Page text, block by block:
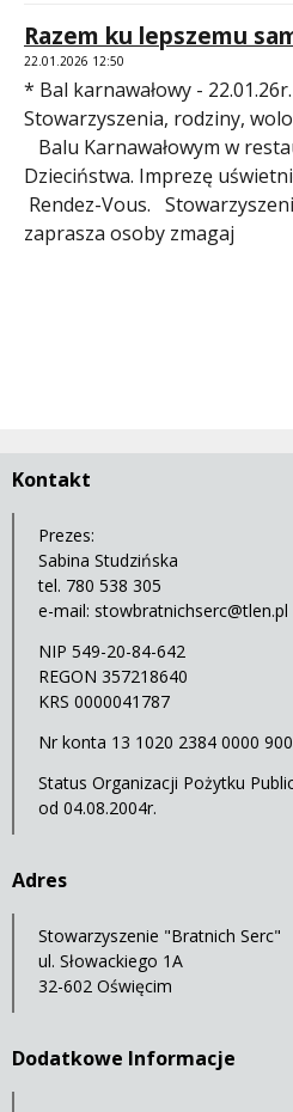
Razem ku lepszemu
22.01.2026 12:50
* Bal karnawałowy -
Stowarzyszenia, rodziny,
Balu Karnawałowym w
Dzieciństwa. Imprezę
Rendez-Vous.
zaprasza osoby zmagaj
Kontakt
Prezes:
Sabina Studzińska
tel. 780 538 305
e-mail: stowbratnichserc@tlen.pl
NIP 549-20-84-642
REGON 357218640
KRS 0000041787
Nr konta 13 1020 2384 0000
Status Organizacji Pożytku
od 04.08.2004r.
Adres
Stowarzyszenie "Bratnich Serc"
ul. Słowackiego 1A
32-602 Oświęcim
Dodatkowe Informacje